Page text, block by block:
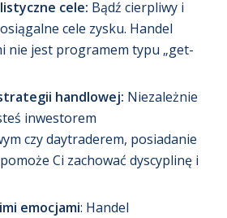
cele: Bądź cierpliwy i
cele zysku. Handel
nie jest programem typu „get-
handlowej: Niezależnie
inwestorem
czy daytraderem, posiadanie
Ci zachować dyscyplinę i
emocjami: Handel